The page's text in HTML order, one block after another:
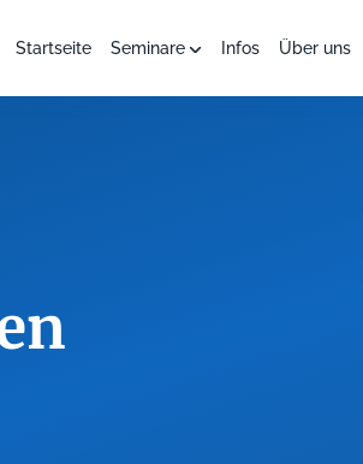
Startseite Seminare Infos Über uns